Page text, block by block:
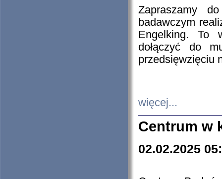
Zapraszamy
badawczym
Engelking. To
dołączyć do
przedsięwzięciu
więcej...
Centrum w
02.02.2025